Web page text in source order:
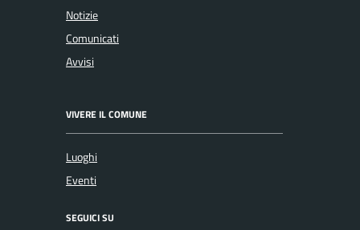
Notizie
Comunicati
Avvisi
VIVERE IL COMUNE
Luoghi
Eventi
SEGUICI SU